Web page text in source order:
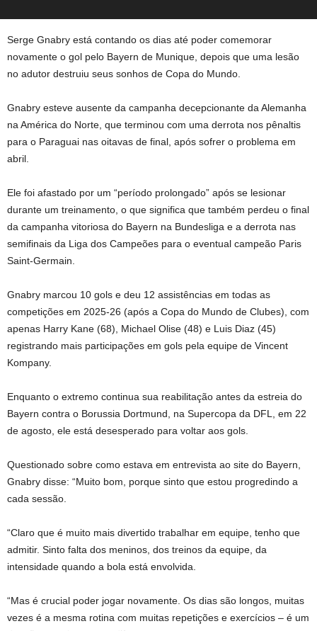
Serge Gnabry está contando os dias até poder comemorar
novamente o gol pelo Bayern de Munique, depois que uma lesão
no adutor destruiu seus sonhos de Copa do Mundo.
Gnabry esteve ausente da campanha decepcionante da Alemanha
na América do Norte, que terminou com uma derrota nos pênaltis
para o Paraguai nas oitavas de final, após sofrer o problema em
abril.
Ele foi afastado por um “período prolongado” após se lesionar
durante um treinamento, o que significa que também perdeu o final
da campanha vitoriosa do Bayern na Bundesliga e a derrota nas
semifinais da Liga dos Campeões para o eventual campeão Paris
Saint-Germain.
Gnabry marcou 10 gols e deu 12 assistências em todas as
competições em 2025-26 (após a Copa do Mundo de Clubes), com
apenas Harry Kane (68), Michael Olise (48) e Luis Diaz (45)
registrando mais participações em gols pela equipe de Vincent
Kompany.
Enquanto o extremo continua sua reabilitação antes da estreia do
Bayern contra o Borussia Dortmund, na Supercopa da DFL, em 22
de agosto, ele está desesperado para voltar aos gols.
Questionado sobre como estava em entrevista ao site do Bayern,
Gnabry disse: “Muito bom, porque sinto que estou progredindo a
cada sessão.
“Claro que é muito mais divertido trabalhar em equipe, tenho que
admitir. Sinto falta dos meninos, dos treinos da equipe, da
intensidade quando a bola está envolvida.
“Mas é crucial poder jogar novamente. Os dias são longos, muitas
vezes é a mesma rotina com muitas repetições e exercícios – é um